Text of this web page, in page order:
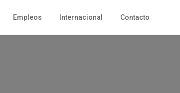
Empleos Internacional Contacto